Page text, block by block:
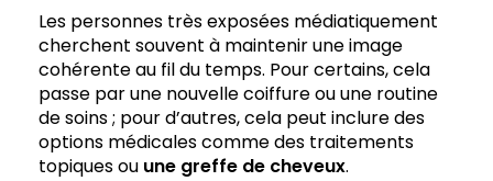
Les personnes très exposées médiatiquement
cherchent souvent à maintenir une image
cohérente au fil du temps. Pour certains, cela
passe par une nouvelle coiffure ou une routine
de soins ; pour d’autres, cela peut inclure des
options médicales comme des traitements
topiques ou une greffe de cheveux.